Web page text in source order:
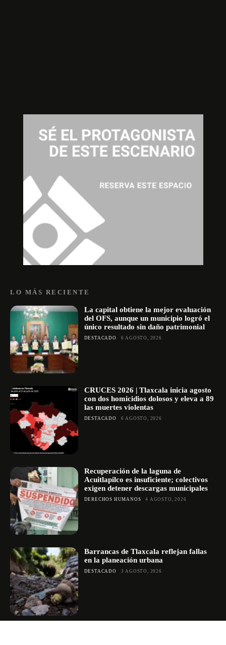
LO MÁS RECIENTE
La capital obtiene la mejor evaluación
del OFS, aunque un municipio logró el
único resultado sin daño patrimonial
DESTACADO 6 AGOSTO, 2026
CRUCES 2026 | Tlaxcala inicia agosto
con dos homicidios dolosos y eleva a 89
las muertes violentas
DESTACADO 6 AGOSTO, 2026
Recuperación de la laguna de
Acuitlapilco es insuficiente; colectivos
exigen detener descargas municipales
DERECHOS HUMANOS 4 AGOSTO, 2026
Barrancas de Tlaxcala reflejan fallas
en la planeación urbana
DESTACADO 3 AGOSTO, 2026